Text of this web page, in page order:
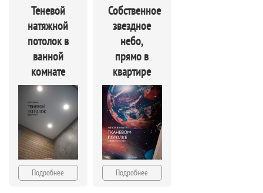
Теневой
натяжной
потолок в
ванной
комнате
Подробнее
Собственное
звездное
небо,
прямо в
квартире
Подробнее